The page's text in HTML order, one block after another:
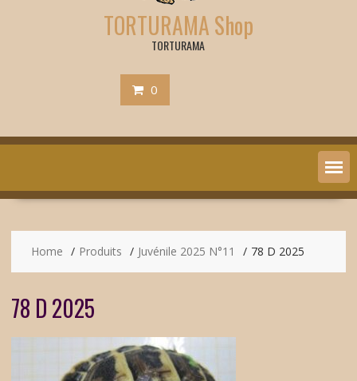
TORTURAMA Shop
TORTURAMA
0
Home Produits Juvénile 2025 N°11 78 D 2025
78 D 2025